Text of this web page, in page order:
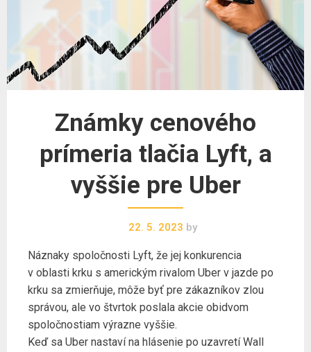
Známky cenového
prímeria tlačia Lyft, a
vyššie pre Uber
22. 5. 2023 by
Náznaky spoločnosti Lyft, že jej konkurencia
v oblasti krku s americkým rivalom Uber v jazde po
krku sa zmierňuje, môže byť pre zákazníkov zlou
správou, ale vo štvrtok poslala akcie obidvom
spoločnostiam výrazne vyššie.
Keď sa Uber nastaví na hlásenie po uzavretí Wall